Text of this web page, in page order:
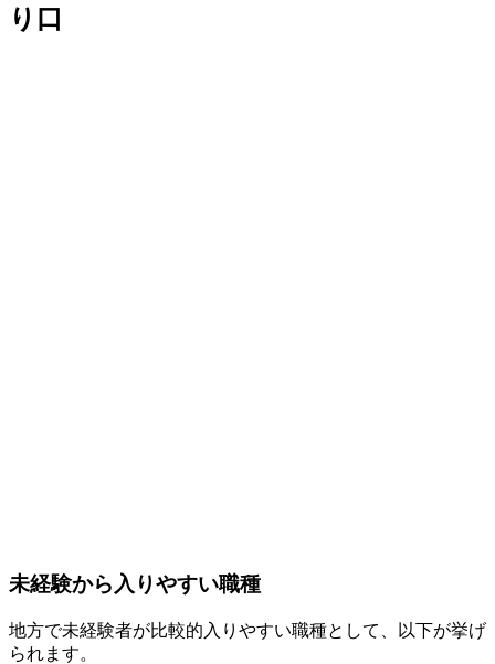
り口
未経験から入りやすい職種
地方で未経験者が比較的入りやすい職種として、以下が挙げ
られます。